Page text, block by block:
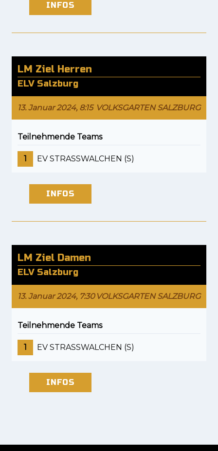
INFOS
LM Ziel Herren
ELV Salzburg
13. Januar 2024, 8:15 VOLKSGARTEN SALZBURG
Teilnehmende Teams
1 EV STRASSWALCHEN (S)
INFOS
LM Ziel Damen
ELV Salzburg
13. Januar 2024, 7:30 VOLKSGARTEN SALZBURG
Teilnehmende Teams
1 EV STRASSWALCHEN (S)
INFOS